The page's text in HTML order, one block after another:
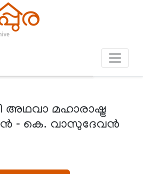
അഥവാ മഹാരാഷ്ട്ര
- കെ. വാസുദേവൻ